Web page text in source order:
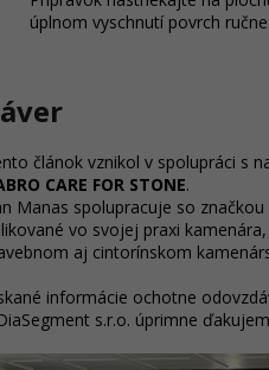
úplnom vyschnutí povrch
článok vznikol v spolupráci s
CARE FOR STONE.
Manas spolupracuje so
vo svojej praxi
aj cintorínskom
informácie ochotne
s.r.o. úprimne